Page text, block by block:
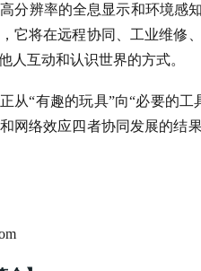
分辨率的全息显示和环境感
它将在远程协同、工业维修
人互动和认识世界的方式。
从“有趣的玩具”向“必要的
网络效应四者协同发展的结